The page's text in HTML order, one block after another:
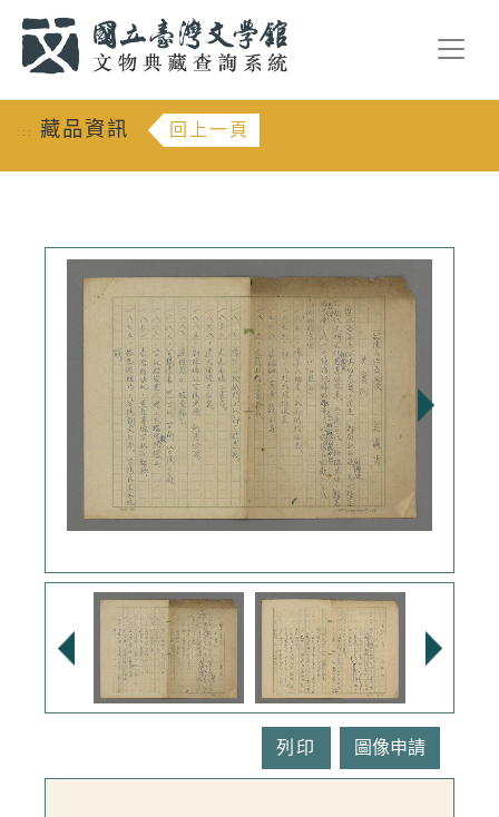
::: 藏品資訊 回上一頁
列印